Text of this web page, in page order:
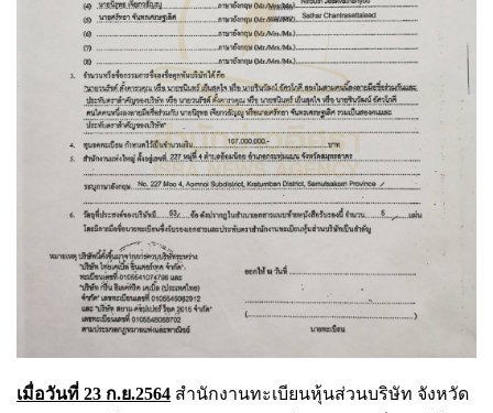
เมื่อวันที่ 23 ก.ย.2564 สำนักงานทะเบียนหุ้นส่วนบริษัท จังหวัด